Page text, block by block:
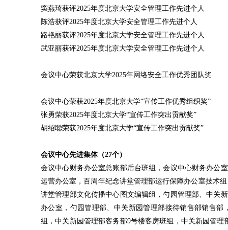
窦燕琦获评2025年度北京大学安全管理工作先进个人
陈浩获评2025年度北京大学安全管理工作先进个人
路艳丽获评2025年度北京大学安全管理工作先进个人
武亚丽获评2025年度北京大学安全管理工作先进个人
会议中心荣获北京大学2025年网络安全工作优秀团队奖
会议中心荣获2025年度北京大学“宣传工作优秀组织奖”
张勇荣获2025年度北京大学“宣传工作突出贡献奖”
胡绍聪荣获2025年度北京大学“宣传工作突出贡献奖”
会议中心先进集体（27个）
会议中心财务办公室总账部后台班组，会议中心财务办公
运营办公室，百周年纪念讲堂管理部运行保障办公室技术
讲堂管理部文化传播中心图文编辑组，勺园管理部、中关
办公室，勺园管理部、中关新园管理部接待销售部销售
组，中关新园管理部客务部9号楼客房班组，中关新园管